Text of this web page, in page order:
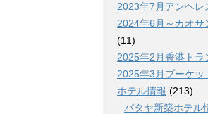
2023年7月アンヘレ
2024年6月～カオ
(11)
2025年2月香港トラ
2025年3月プーケッ
ホテル情報 (213)
パタヤ新築ホテル